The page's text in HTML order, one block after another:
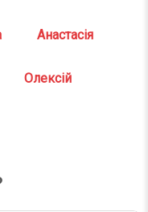
Анастасія
Олексій